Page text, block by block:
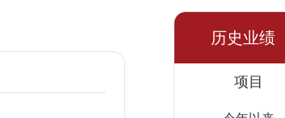
历史业绩
项目
净值